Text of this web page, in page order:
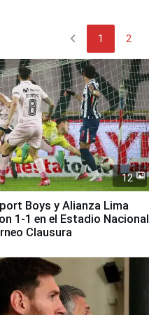
chevron_left 1 2
12
Boys y Alianza Lima
1-1 en el Estadio Nacional
Clausura